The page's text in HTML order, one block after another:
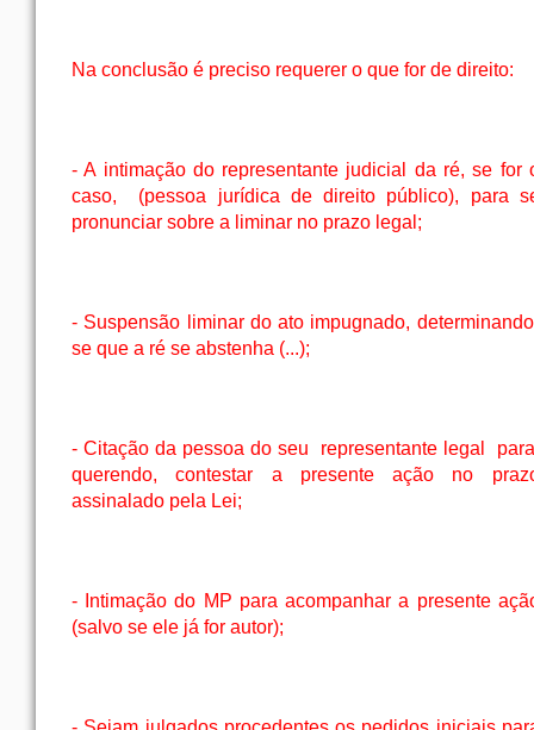
Na conclusão é preciso requerer o que for de direito:
- A intimação do representante judicial da ré, se for
caso,
(pessoa jurídica de direito público), para
pronunciar sobre a liminar no prazo legal;
- Suspensão liminar do ato impugnado,
se que a ré se abstenha (...);
- Citação da pessoa do seu representante legal
querendo, contestar a presente ação no
assinalado pela Lei;
- Intimação do MP para acompanhar a presente
(salvo se ele já for autor);